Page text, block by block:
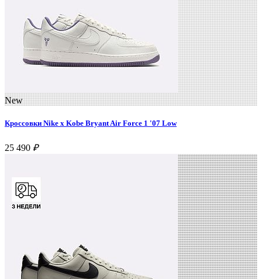
New
Кроссовки Nike x Kobe Bryant Air Force 1 '07 Low
25 490 ₽